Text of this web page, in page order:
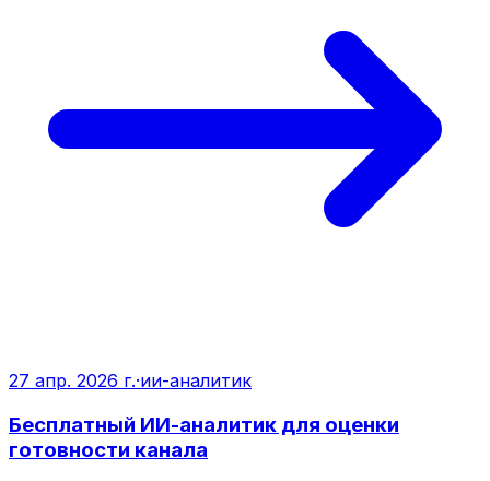
27 апр. 2026 г.·ии-аналитик
Бесплатный ИИ-аналитик для оценки
готовности канала